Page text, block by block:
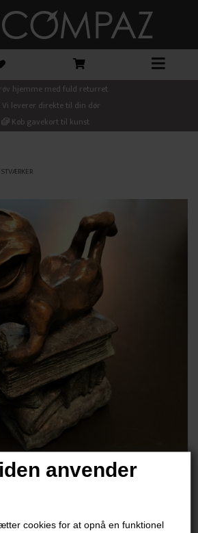
anvender
cookies for at opnå en funktionel
hjemme med fuld returret
Vi leverer direkte til din dør
Køb gavekort til kunst